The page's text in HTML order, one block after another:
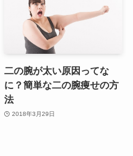
二の腕が太い原因ってな
に？簡単な二の腕痩せの方
法
2018年3月29日